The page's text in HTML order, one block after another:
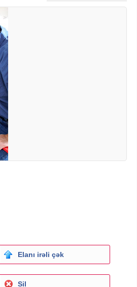
Elanı irəli çək
Sil